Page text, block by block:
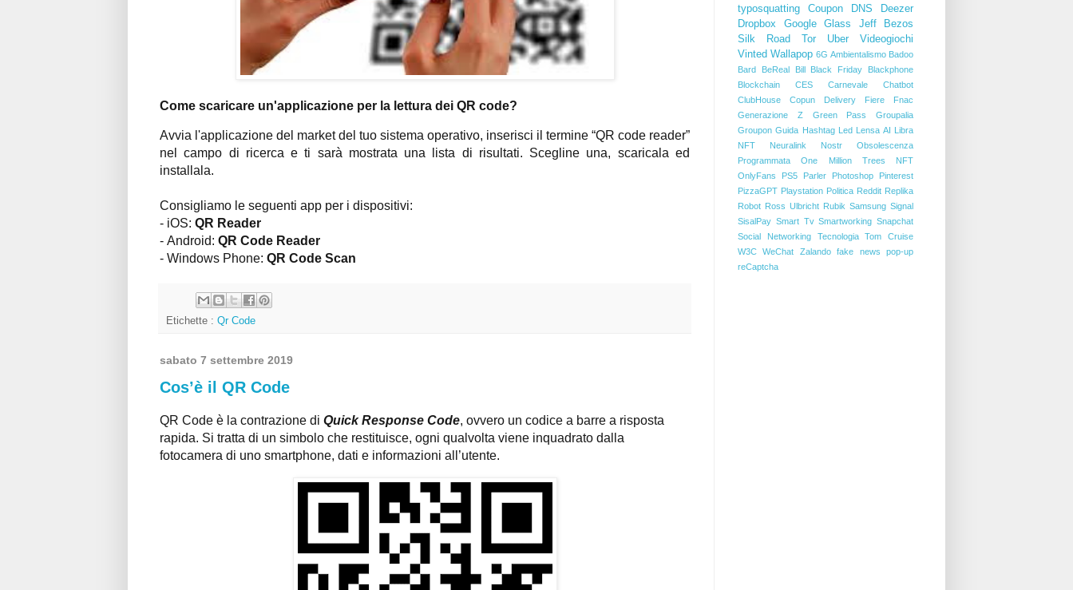
Come scaricare un'applicazione per la lettura dei QR code?
Avvia l'applicazione del market del tuo sistema operativo, inserisci il termine “QR code reader”
nel campo di ricerca e ti sarà mostrata una lista di risultati. Scegline una, scaricala ed
installala.
Consigliamo le seguenti app per i dispositivi:
- iOS: QR Reader
- Android: QR Code Reader
- Windows Phone: QR Code Scan
Etichette : Qr Code
sabato 7 settembre 2019
Cos’è il QR Code
QR Code è la contrazione di Quick Response Code, ovvero un codice a barre a risposta
rapida. Si tratta di un simbolo che restituisce, ogni qualvolta viene inquadrato dalla
fotocamera di uno smartphone, dati e informazioni all’utente.
typosquatting
Coupon DNS
Deezer
Dropbox
Google Glass
Jeff Bezos
Silk Road
Tor Uber
Videogiochi
Vinted Wallapop 6G Ambientalismo Badoo
Bard
BeReal Bill Black Friday
Blackphone
Blockchain
CES Carnevale
Chatbot
ClubHouse
Copun Delivery Fiere
Fnac
Generazione Z
Green Pass
Groupalia
Groupon Guida Hashtag Led Lensa AI Libra
NFT
Neuralink Nostr
Obsolescenza
Programmata
One Million Trees NFT
OnlyFans
PS5 Parler Photoshop
Pinterest
PizzaGPT Playstation Politica Reddit Replika
Robot Ross Ulbricht Rubik Samsung Signal
SisalPay Smart Tv Smartworking Snapchat
Social Networking
Tecnologia
Tom Cruise
W3C
WeChat Zalando fake news
pop-up
reCaptcha